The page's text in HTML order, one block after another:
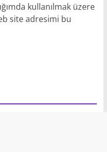
kullanılmak üzere
site adresimi bu